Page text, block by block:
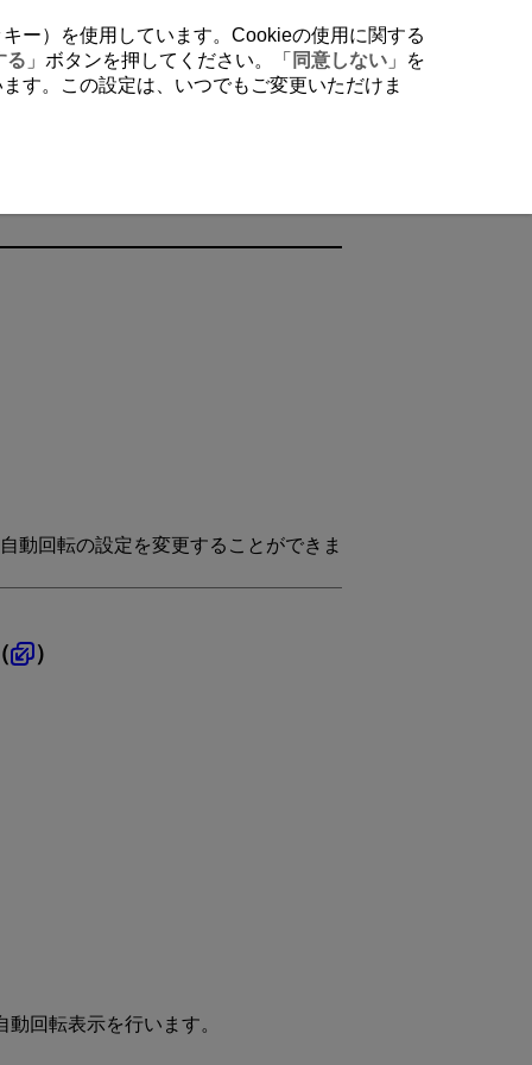
動回転の設定を変更することができま
）
回転表示を行います。
ー）を使用しています。Cookieの使用に関する
る 」ボタンを押してください。「 同意しない 」を
す。この設定は、いつでもご変更いただけま